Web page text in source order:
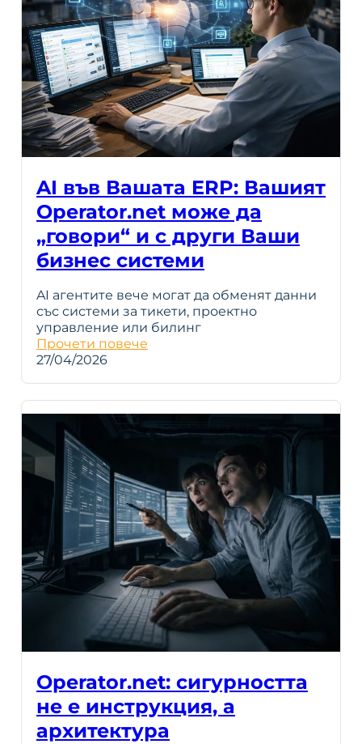
AI във Вашата ERP: Вашият
Operator.net може да
„говори“ и с други Ваши
бизнес системи
AI агентите вече могат да обменят данни
със системи за тикети, проектно
управление или билинг
Прочети повече
27/04/2026
Operator.net: сигурността
не е инструкция, а
архитектура